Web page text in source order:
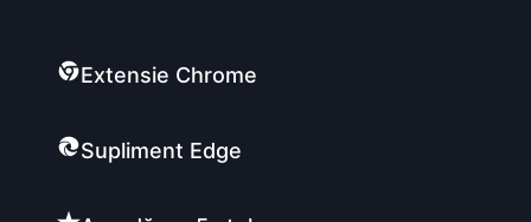
Extensie Chrome
Supliment Edge